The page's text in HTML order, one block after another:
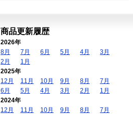
商品更新履歴
2026年
8月
7月 6月 5月 4月
3月
2月
1月
2025年
12月
11月 10月 9月 8月
7月
6月
5月 4月 3月 2月
1月
2024年
12月
11月 10月 9月 8月
7月